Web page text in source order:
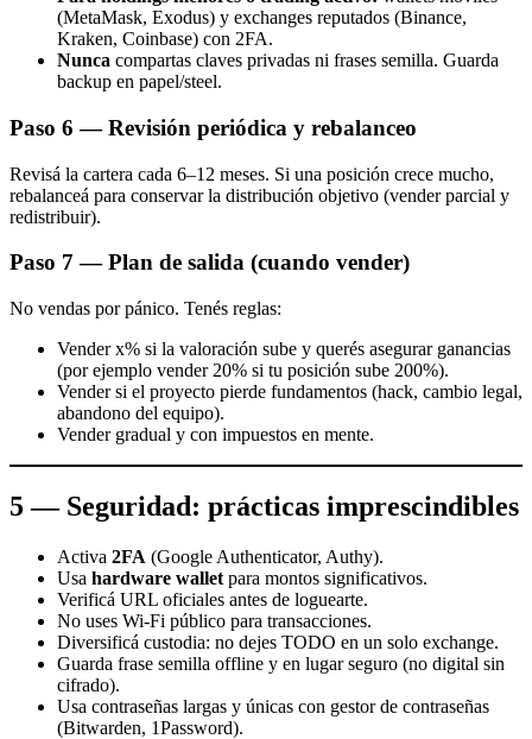
(MetaMask, Exodus) y exchanges reputados (Binance,
Kraken, Coinbase) con 2FA.
Nunca compartas claves privadas ni frases semilla. Guarda
backup en papel/steel.
Paso 6 — Revisión periódica y rebalanceo
Revisá la cartera cada 6–12 meses. Si una posición crece mucho,
rebalanceá para conservar la distribución objetivo (vender parcial y
redistribuir).
Paso 7 — Plan de salida (cuando vender)
No vendas por pánico. Tenés reglas:
Vender x% si la valoración sube y querés asegurar ganancias
(por ejemplo vender 20% si tu posición sube 200%).
Vender si el proyecto pierde fundamentos (hack, cambio legal,
abandono del equipo).
Vender gradual y con impuestos en mente.
5 — Seguridad: prácticas imprescindibles
Activa 2FA (Google Authenticator, Authy).
Usa hardware wallet para montos significativos.
Verificá URL oficiales antes de loguearte.
No uses Wi-Fi público para transacciones.
Diversificá custodia: no dejes TODO en un solo exchange.
Guarda frase semilla offline y en lugar seguro (no digital sin
cifrado).
Usa contraseñas largas y únicas con gestor de contraseñas
(Bitwarden, 1Password).